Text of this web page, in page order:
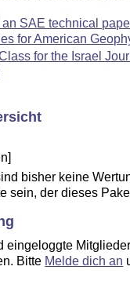
an SAE technical
for American
for the Israel
bisher keine
sein, der dieses
eingeloggte
Bitte Melde dich an